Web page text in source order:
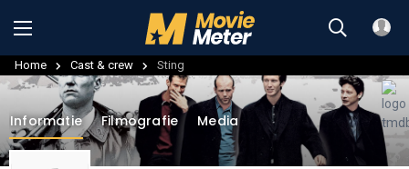
Home Cast & crew Sting
Informatie Filmografie Media